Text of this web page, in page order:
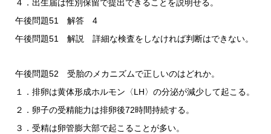
４．出生届は性別保留で提出できることを説明せる。
午後問題51 解答 4
午後問題51 解説 詳細な検査をしなければ判断はできない。
午後問題52 受胎のメカニズムで正しいのはどれか。
１．排卵は黄体形成ホルモン〈LH〉の分泌が減少して起こる。
２．卵子の受精能力は排卵後72時間持続する。
３．受精は卵管膨大部で起こることが多い。